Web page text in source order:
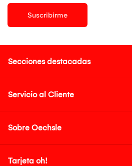
Suscribirme
Secciones destacadas
Servicio al Cliente
Sobre Oechsle
Tarjeta oh!